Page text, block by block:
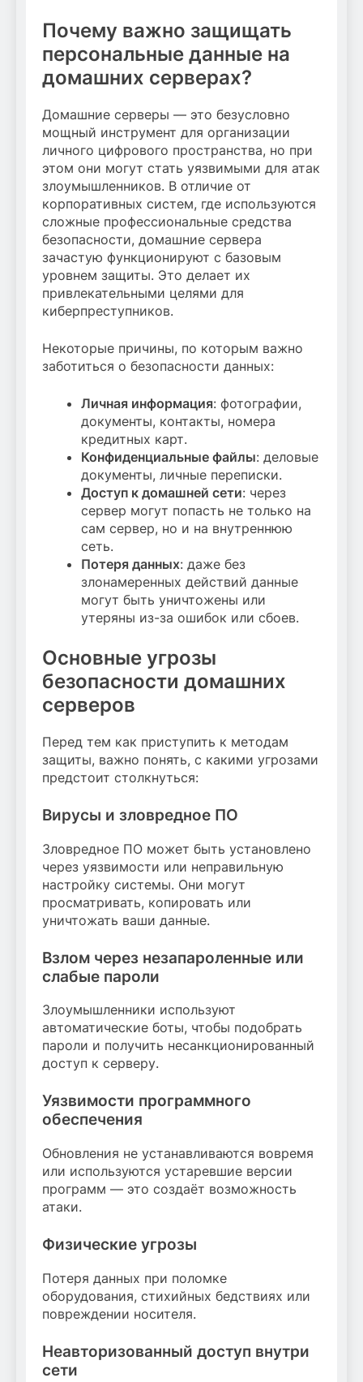
Почему важно защищать
персональные данные на
домашних серверах?
Домашние серверы — это безусловно
мощный инструмент для организации
личного цифрового пространства, но при
этом они могут стать уязвимыми для атак
злоумышленников. В отличие от
корпоративных систем, где используются
сложные профессиональные средства
безопасности, домашние сервера
зачастую функционируют с базовым
уровнем защиты. Это делает их
привлекательными целями для
киберпреступников.
Некоторые причины, по которым важно
заботиться о безопасности данных:
Личная информация: фотографии,
документы, контакты, номера
кредитных карт.
Конфиденциальные файлы: деловые
документы, личные переписки.
Доступ к домашней сети: через
сервер могут попасть не только на
сам сервер, но и на внутреннюю
сеть.
Потеря данных: даже без
злонамеренных действий данные
могут быть уничтожены или
утеряны из-за ошибок или сбоев.
Основные угрозы
безопасности домашних
серверов
Перед тем как приступить к методам
защиты, важно понять, с какими угрозами
предстоит столкнуться:
Вирусы и зловредное ПО
Зловредное ПО может быть установлено
через уязвимости или неправильную
настройку системы. Они могут
просматривать, копировать или
уничтожать ваши данные.
Взлом через незапароленные или
слабые пароли
Злоумышленники используют
автоматические боты, чтобы подобрать
пароли и получить несанкционированный
доступ к серверу.
Уязвимости программного
обеспечения
Обновления не устанавливаются вовремя
или используются устаревшие версии
программ — это создаёт возможность
атаки.
Физические угрозы
Потеря данных при поломке
оборудования, стихийных бедствиях или
повреждении носителя.
Неавторизованный доступ внутри
сети